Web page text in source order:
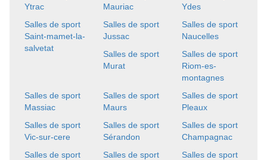
Ytrac
Mauriac
Ydes
Salles de sport
Saint-mamet-la-
salvetat
Salles de sport
Jussac
Salles de sport
Naucelles
Salles de sport
Murat
Salles de sport
Riom-es-
montagnes
Salles de sport
Massiac
Salles de sport
Maurs
Salles de sport
Pleaux
Salles de sport
Vic-sur-cere
Salles de sport
Sérandon
Salles de sport
Champagnac
Salles de sport
Salles de sport
Salles de sport